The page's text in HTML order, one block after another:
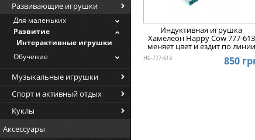
Развивающие игрушки
Для маленьких
Развитие
Интерактивные игрушки
Обучение
Музыкальные игрушки
Спорт и активный отдых
Куклы
Аксессуары
Детям с трёх лет будет
у ребенка чувство заботы
позаботиться и о
Пупсы, куклы. Эти
Индуктивная игрушка
Хамелеон Happy Cow 777-613
меняет цвет и ездит по линии
HC-777-613 850